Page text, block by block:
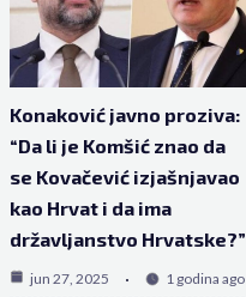
Konaković javno proziva:
“Da li je Komšić znao da
se Kovačević izjašnjavao
kao Hrvat i da ima
državljanstvo Hrvatske?”
jun 27, 2025 1 godina ago